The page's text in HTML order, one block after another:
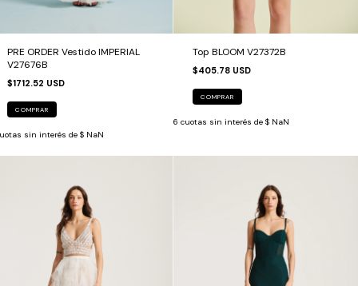
PRE ORDER Vestido IMPERIAL
V27676B
$1712.52 USD
COMPRAR
sin interés de $ NaN
Top BLOOM V27372B
$405.78 USD
COMPRAR
6 cuotas sin interés de $ NaN